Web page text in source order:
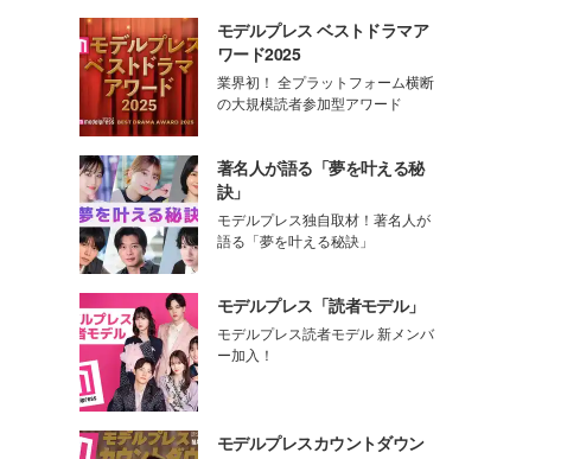
モデルプレス ベストドラマア
ワード2025
業界初！ 全プラットフォーム横断
の大規模読者参加型アワード
著名人が語る「夢を叶える秘
訣」
モデルプレス独自取材！著名人が
語る「夢を叶える秘訣」
モデルプレス「読者モデル」
モデルプレス読者モデル 新メンバ
ー加入！
モデルプレスカウントダウン